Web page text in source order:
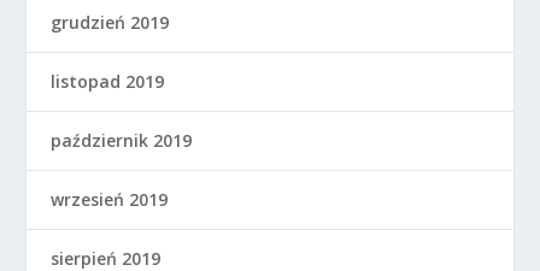
grudzień 2019
listopad 2019
październik 2019
wrzesień 2019
sierpień 2019